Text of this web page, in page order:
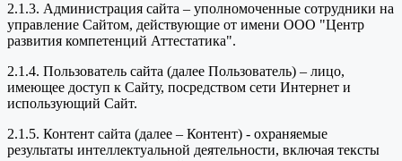
2.1.3. Администрация сайта – уполномоченные сотрудники на
управление Сайтом, действующие от имени ООО "Центр
развития компетенций Аттестатика".
2.1.4. Пользователь сайта (далее Пользователь) – лицо,
имеющее доступ к Сайту, посредством сети Интернет и
использующий Сайт.
2.1.5. Контент сайта (далее – Контент) - охраняемые
результаты интеллектуальной деятельности, включая тексты